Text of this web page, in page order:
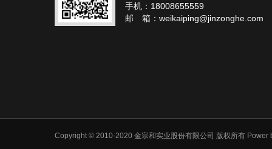
手机：18008655559
邮 箱：weikaiping@jinzonghe.com
Copyright © 2010-2020 金宗和实业股份有限公司 版权所有 Power